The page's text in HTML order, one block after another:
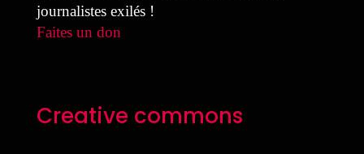
journalistes exilés !
Faites un don
Creative commons